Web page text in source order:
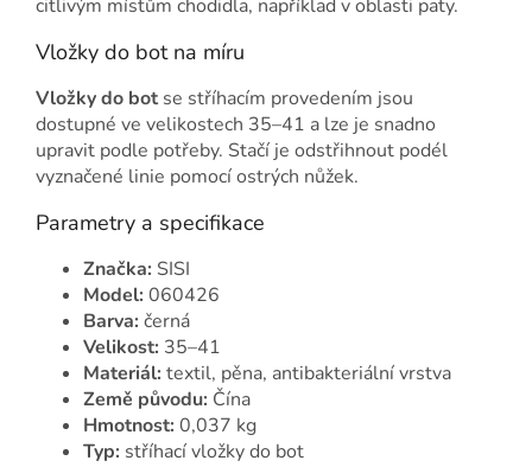
citlivým místům chodidla, například v oblasti paty.
Vložky do bot na míru
Vložky do bot se stříhacím provedením jsou
dostupné ve velikostech 35–41 a lze je snadno
upravit podle potřeby. Stačí je odstřihnout podél
vyznačené linie pomocí ostrých nůžek.
Parametry a specifikace
Značka: SISI
Model: 060426
Barva: černá
Velikost: 35–41
Materiál: textil, pěna, antibakteriální vrstva
Země původu: Čína
Hmotnost: 0,037 kg
Typ: stříhací vložky do bot